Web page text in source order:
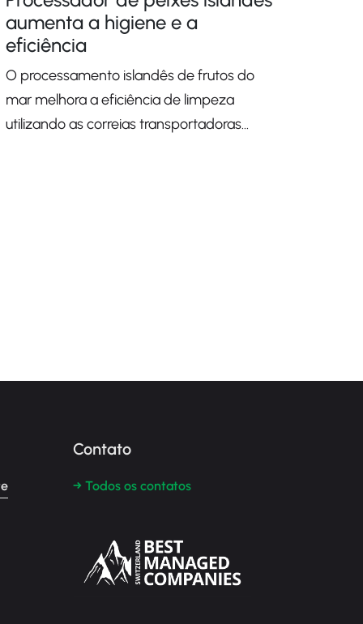
aumenta a higiene e a
eficiência
O processamento islandês de frutos do
mar melhora a eficiência de limpeza
utilizando as correias transportadoras
Contato
→ Todos os contatos